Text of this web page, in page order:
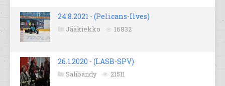
24.8.2021 - (Pelicans-Ilves)
Jääkiekko 16832
26.1.2020 - (LASB-SPV)
Salibandy 21511